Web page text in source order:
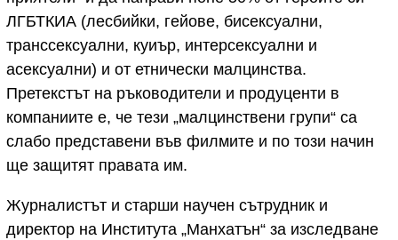
ЛГБТКИА (лесбийки, гейове, бисексуални,
транссексуални, куиър, интерсексуални и
асексуални) и от етнически малцинства.
Претекстът на ръководители и продуценти в
компаниите е, че тези „малцинствени групи“ са
слабо представени във филмите и по този начин
ще защитят правата им.
Журналистът и старши научен сътрудник и
директор на Института „Манхатън“ за изследване